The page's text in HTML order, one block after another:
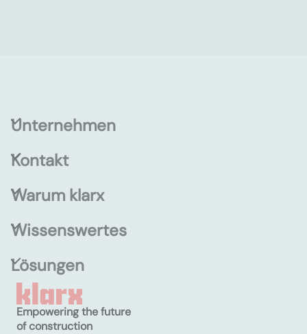
Unternehmen
Kontakt
Warum klarx
Wissenswertes
Lösungen
Empowering the future
of construction